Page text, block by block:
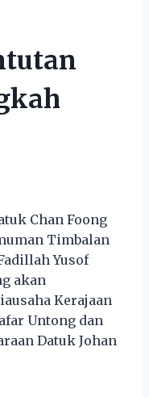
Chan Foong
Timbalan
Yusof
akan
Kerajaan
Untong dan
Datuk Johan